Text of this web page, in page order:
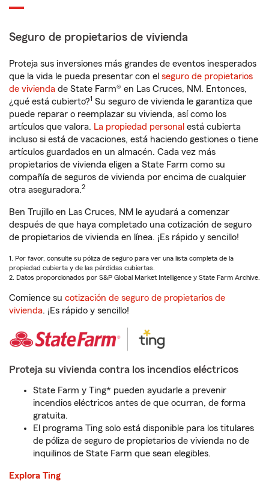
Seguro de propietarios de vivienda
Proteja sus inversiones más grandes de eventos inesperados
que la vida le pueda presentar con el seguro de propietarios
de vivienda de State Farm® en Las Cruces, NM. Entonces,
¿qué está cubierto?1 Su seguro de vivienda le garantiza que
puede reparar o reemplazar su vivienda, así como los
artículos que valora. La propiedad personal está cubierta
incluso si está de vacaciones, está haciendo gestiones o tiene
artículos guardados en un almacén. Cada vez más
propietarios de vivienda eligen a State Farm como su
compañía de seguros de vivienda por encima de cualquier
otra aseguradora.2
Ben Trujillo en Las Cruces, NM le ayudará a comenzar
después de que haya completado una cotización de seguro
de propietarios de vivienda en línea. ¡Es rápido y sencillo!
1. Por favor, consulte su póliza de seguro para ver una lista completa de la
propiedad cubierta y de las pérdidas cubiertas.
2. Datos proporcionados por S&P Global Market Intelligence y State Farm Archive.
Comience su cotización de seguro de propietarios de
vivienda. ¡Es rápido y sencillo!
Proteja su vivienda contra los incendios eléctricos
State Farm y Ting* pueden ayudarle a prevenir
incendios eléctricos antes de que ocurran, de forma
gratuita.
El programa Ting solo está disponible para los titulares
de póliza de seguro de propietarios de vivienda no de
inquilinos de State Farm que sean elegibles.
Explora Ting